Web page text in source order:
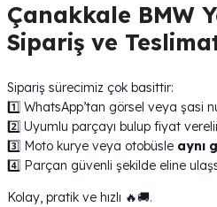
Çanakkale BMW
Sipariş ve
Sipariş sürecimiz çok basittir:
1️⃣ WhatsApp’tan görsel veya şasi
2️⃣ Uyumlu parçayı bulup fiyat
3️⃣ Moto kurye veya otobüsle aynı
4️⃣ Parçan güvenli şekilde eline
Kolay, pratik ve hızlı 🔥🚚.